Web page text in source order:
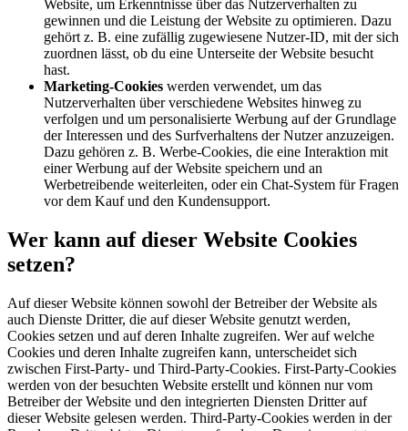
Website, um Erkenntnisse über das Nutzerverhalten zu
gewinnen und die Leistung der Website zu optimieren. Dazu
gehört z. B. eine zufällig zugewiesene Nutzer-ID, mit der sich
zuordnen lässt, ob du eine Unterseite der Website besucht
hast.
Marketing-Cookies werden verwendet, um das
Nutzerverhalten über verschiedene Websites hinweg zu
verfolgen und um personalisierte Werbung auf der Grundlage
der Interessen und des Surfverhaltens der Nutzer anzuzeigen.
Dazu gehören z. B. Werbe-Cookies, die eine Interaktion mit
einer Werbung auf der Website speichern und an
Werbetreibende weiterleiten, oder ein Chat-System für Fragen
vor dem Kauf und den Kundensupport.
Wer kann auf dieser Website Cookies
setzen?
Auf dieser Website können sowohl der Betreiber der Website als
auch Dienste Dritter, die auf dieser Website genutzt werden,
Cookies setzen und auf deren Inhalte zugreifen. Wer auf welche
Cookies und deren Inhalte zugreifen kann, unterscheidet sich
zwischen First-Party- und Third-Party-Cookies. First-Party-Cookies
werden von der besuchten Website erstellt und können nur vom
Betreiber der Website und den integrierten Diensten Dritter auf
dieser Website gelesen werden. Third-Party-Cookies werden in der